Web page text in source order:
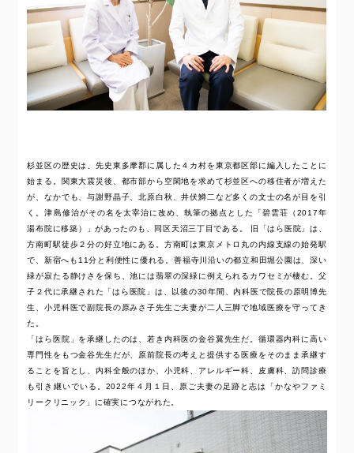
杉並区の歴史は、先史東多摩郡に属した４カ村を東京都区部に編入したことに
始まる。関東大震災後、都市部から空閑地を求めて杉並区への移住者が増えた
が、なかでも、与謝野晶子、北原白秋、井伏鱒二など多くの文士の名が目を引
く。津島修治がその名を太宰治に改め、執筆の拠点とした「碧雲荘（2017年
湯布院に移築）」があったのも、同区天沼三丁目である。 旧「はら医院」は、
方南町駅徒歩２分の好立地にある。方南町は東京メトロ丸の内線支線の始発駅
で、新宿へも11分と利便性に優れる。善福寺川沿いの都立和田堀公園は、深い
緑が寂たる静けさを保ち、池には翡翠の深緑に例えられるカワセミが棲む。父
子２代に承継された「はら医院」は、以後の30年間、内科医で院長の原明博先
生、小児科医で副院長の原みさ子先生ご夫妻が二人三脚で地域医療を守ってき
た。
「はら医院」を承継したのは、若き内科医の金谷翼先生だ。循環器内科に高い
専門性をもつ金谷先生だが、原前院長の考えと提供する医療をそのまま承継す
ることを旨とし、内科全般のほか、小児科、アレルギー科、皮膚科、訪問診療
も引き継いでいる。2022年４月１日、原ご夫妻の足跡と志は「かなやファミ
リークリニック」に確実につながれた。